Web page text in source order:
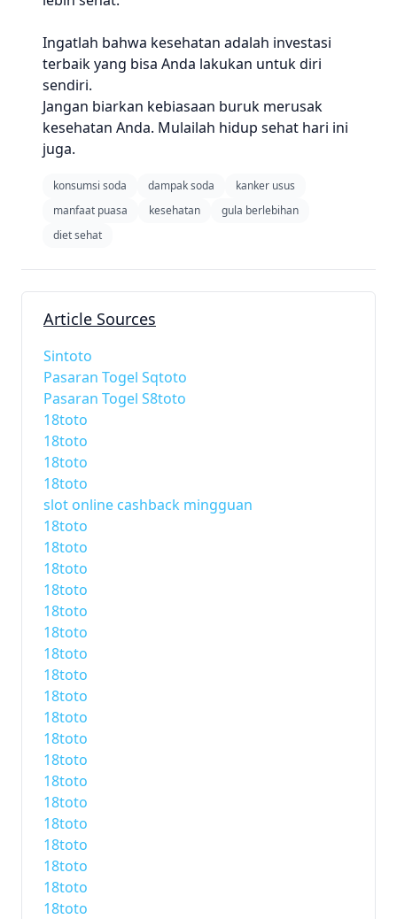
Ingatlah bahwa kesehatan adalah investasi
terbaik yang bisa Anda lakukan untuk diri
sendiri.
Jangan biarkan kebiasaan buruk merusak
kesehatan Anda. Mulailah hidup sehat hari ini
juga.
konsumsi soda dampak soda
kanker usus
manfaat puasa
kesehatan
gula berlebihan
diet sehat
Article Sources
Sintoto
Pasaran Togel Sqtoto
Pasaran Togel S8toto
18toto
18toto
18toto
18toto
slot online cashback mingguan
18toto
18toto
18toto
18toto
18toto
18toto
18toto
18toto
18toto
18toto
18toto
18toto
18toto
18toto
18toto
18toto
18toto
18toto
18toto